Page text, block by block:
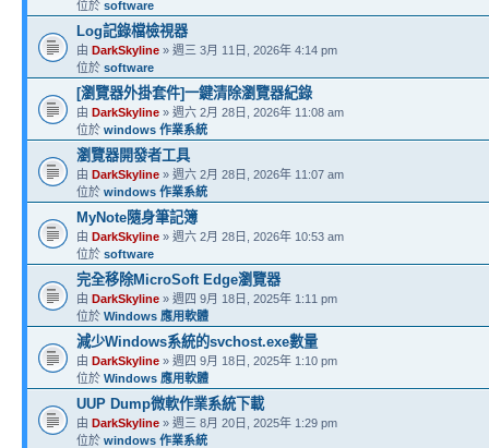
位於 software
Log記錄檔檢視器
由 DarkSkyline » 週三 3月 11日, 2026年 4:14 pm
位於 software
[瀏覽器外掛套件]一鍵清除瀏覽器紀錄
由 DarkSkyline » 週六 2月 28日, 2026年 11:08 am
位於 windows 作業系統
瀏覽器開發者工具
由 DarkSkyline » 週六 2月 28日, 2026年 11:07 am
位於 windows 作業系統
MyNote隨身筆記簿
由 DarkSkyline » 週六 2月 28日, 2026年 10:53 am
位於 software
完全移除MicroSoft Edge瀏覽器
由 DarkSkyline » 週四 9月 18日, 2025年 1:11 pm
位於 Windows 應用軟體
減少Windows系統的svchost.exe數量
由 DarkSkyline » 週四 9月 18日, 2025年 1:10 pm
位於 Windows 應用軟體
UUP Dump微軟作業系統下載
由 DarkSkyline » 週三 8月 20日, 2025年 1:29 pm
位於 windows 作業系統